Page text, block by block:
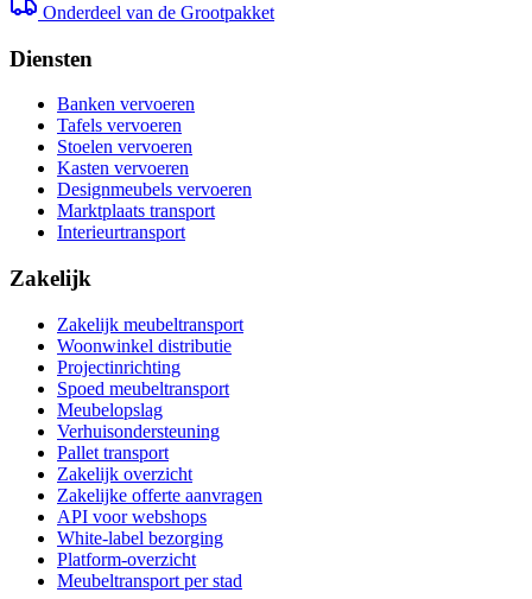
Onderdeel van de Grootpakket
Diensten
Banken vervoeren
Tafels vervoeren
Stoelen vervoeren
Kasten vervoeren
Designmeubels vervoeren
Marktplaats transport
Interieurtransport
Zakelijk
Zakelijk meubeltransport
Woonwinkel distributie
Projectinrichting
Spoed meubeltransport
Meubelopslag
Verhuisondersteuning
Pallet transport
Zakelijk overzicht
Zakelijke offerte aanvragen
API voor webshops
White-label bezorging
Platform-overzicht
Meubeltransport per stad